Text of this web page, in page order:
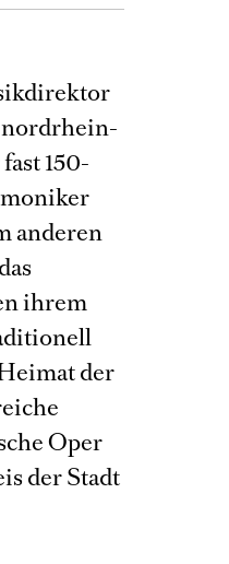
150-
anderen
ihrem
der
Oper
der Stadt